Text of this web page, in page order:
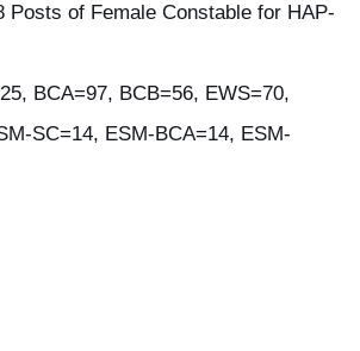
Posts of Female Constable for HAP-
BCA=97, BCB=56, EWS=70,
SC=14, ESM-BCA=14, ESM-